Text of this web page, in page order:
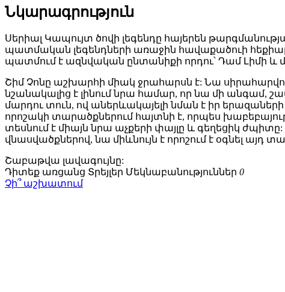
Նկարագրություն
Սերիալ Կապույտ ծովի լեգենդը հայերեն
պատմական լեգենդների առաջին հավաքածուի
պատմում է ազնվական ընտանիքի որդու՝ Դամ Լիմի և
Շիմ Չոնը աշխարհի միակ ջրահարսն է: Նա
նշանակալից է լինում նրա համար, որ նա մի անգամ,
մարդու տուն, ով աներևակայելի նման է իր
որոշակի տարածքներում հայտնի է, որպես
տեսնում է միայն նրա աչքերի փայլը և գեղեցիկ
վնասվածքներով, նա միևնույն է որոշում է օգնել
Շաբաթվա լավագույնը:
Դիտեք առցանց Տրեյլեր Մեկնաբանություններ 0
Չի՞ աշխատում